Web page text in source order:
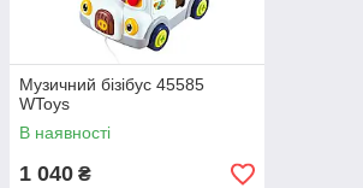
Музичний бізібус 45585
WToys
В наявності
1 040 ₴